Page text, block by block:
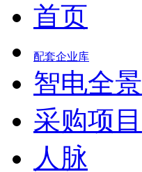
首页
配套企业库
智电全景
采购项目
人脉